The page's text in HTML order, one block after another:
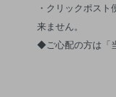
・クリックポス
来ません。
◆ご心配の方は「